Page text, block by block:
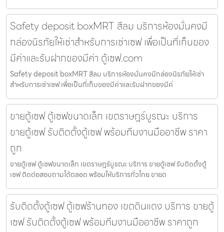
Safety deposit boxMRT สีลม บริการห้องมั่นคงมี
กล่องนิรภัยให้เช่าสำหรับการเช่าเซฟ เพื่อเป็นที่เก็บของ
มีค่าและรับฝากของมีค่า ตู้เซฟ.com
Safety deposit boxMRT สีลม บริการห้องมั่นคงมีกล่องนิรภัยให้เช่า
สำหรับการเช่าเซฟ เพื่อเป็นที่เก็บของมีค่าและรับฝากของมีค่
ขายตู้เซฟ ตู้เซฟขนาดเล็ก เขตราษฎร์บูรณะ บริการ
ขายตู้เซฟ รับติดตั้งตู้เซฟ พร้อมทีมงานมืออาชีพ ราคา
ถูก
ขายตู้เซฟ ตู้เซฟขนาดเล็ก เขตราษฎร์บูรณะ บริการ ขายตู้เซฟ รับติดตั้งตู้
เซฟ ติดต่อสอบถามได้ตลอด พร้อมให้บริการทั่วไทย ขายต
รับติดตั้งตู้เซฟ ตู้เซฟร้านทอง เขตดินแดง บริการ ขายตู้
เซฟ รับติดตั้งตู้เซฟ พร้อมทีมงานมืออาชีพ ราคาถูก